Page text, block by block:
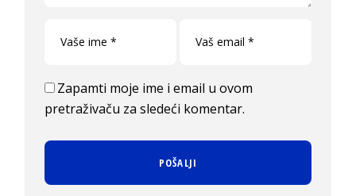
Zapamti moje ime i email u ovom
pretraživaču za sledeći komentar.